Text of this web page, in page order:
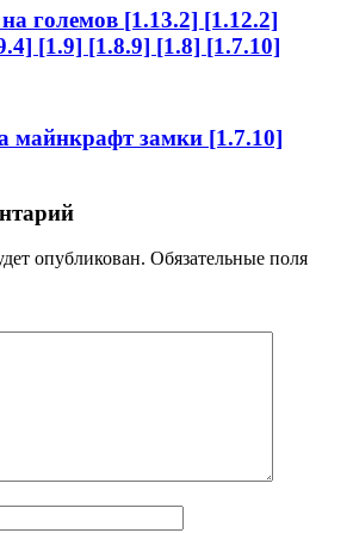
големов [1.13.2] [1.12.2]
[1.9] [1.8.9] [1.8] [1.7.10]
майнкрафт замки [1.7.10]
опубликован. Обязательные поля